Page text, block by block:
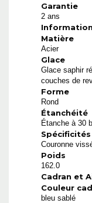
Garantie
2 ans
Matière
Acier
Glace
Glace saphir
couches de
Forme
Rond
Étanchéité
Étanche à 30
Spécificités
Couronne
Poids
162.0
Cadran et
Couleur
bleu sablé